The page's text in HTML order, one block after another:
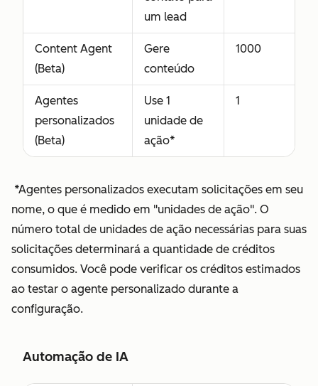
um lead
Content Agent
(Beta)
Gere
conteúdo
1000
Agentes
personalizados
(Beta)
Use 1
unidade de
ação*
1
*Agentes personalizados executam solicitações em seu
nome, o que é medido em "unidades de ação". O
número total de unidades de ação necessárias para suas
solicitações determinará a quantidade de créditos
consumidos. Você pode verificar os créditos estimados
ao testar o agente personalizado durante a
configuração.
Automação de IA